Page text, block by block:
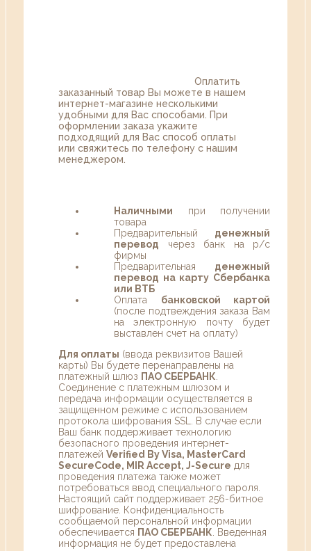
Оплатить
заказанный товар Вы можете в нашем
интернет-магазине несколькими
удобными для Вас способами. При
оформлении заказа укажите
подходящий для Вас способ оплаты
или свяжитесь по телефону с нашим
менеджером.
Наличными при получении
товара
Предварительный денежный
перевод через банк на р/с
фирмы
Предварительная денежный
перевод на карту Сбербанка
или ВТБ
Оплата банковской картой
(после подтвеждения заказа Вам
на электронную почту будет
выставлен счет на оплату)
Для оплаты (ввода реквизитов Вашей
карты) Вы будете перенаправлены на
платежный шлюз ПАО СБЕРБАНК.
Соединение с платежным шлюзом и
передача информации осуществляется в
защищенном режиме с использованием
протокола шифрования SSL. В случае если
Ваш банк поддерживает технологию
безопасного проведения интернет-
платежей Verified By Visa, MasterCard
SecureCode, MIR Accept, J-Secure для
проведения платежа также может
потребоваться ввод специального пароля.
Настоящий сайт поддерживает 256-битное
шифрование. Конфиденциальность
сообщаемой персональной информации
обеспечивается ПАО СБЕРБАНК. Введенная
информация не будет предоставлена